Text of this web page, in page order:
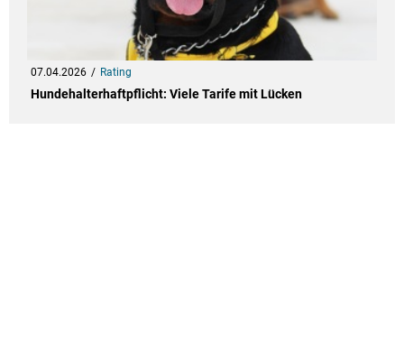
07.04.2026 Rating
Hundehalterhaftpflicht: Viele Tarife mit Lücken